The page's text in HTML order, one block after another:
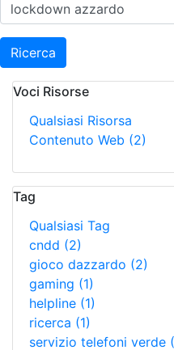
Ricerca
Voci Risorse
Qualsiasi Risorsa
Contenuto Web (2)
Tag
Qualsiasi Tag
cndd (2)
gioco dazzardo (2)
gaming (1)
helpline (1)
ricerca (1)
servizio telefoni verde